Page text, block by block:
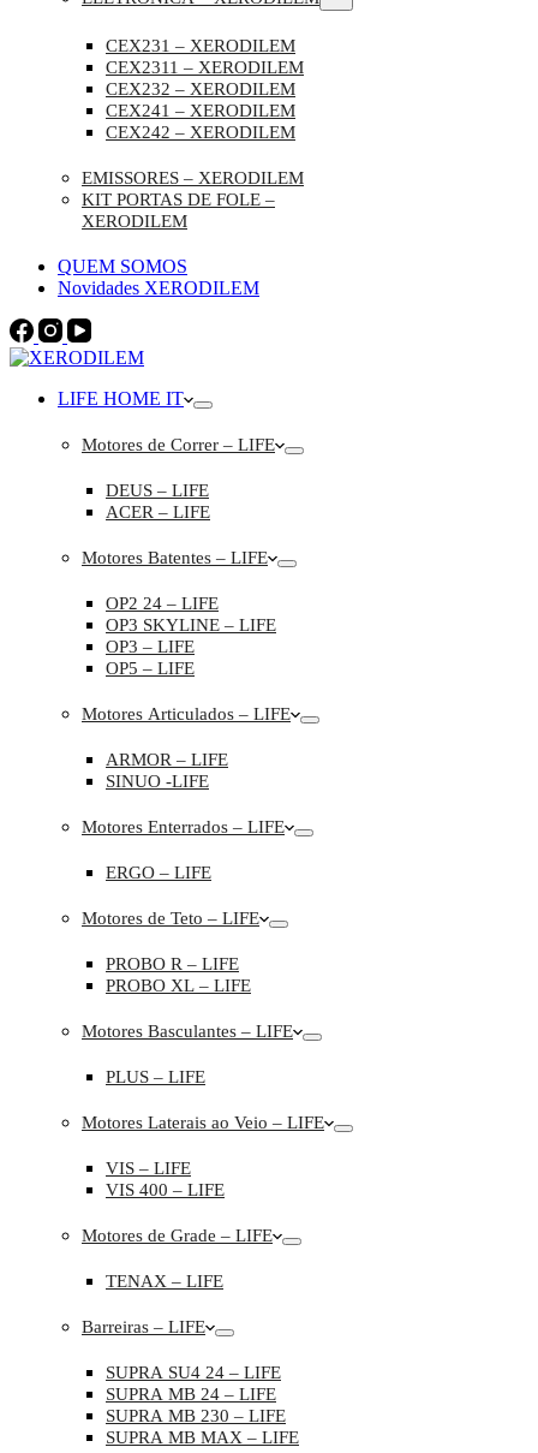
CEX231 – XERODILEM
CEX2311 – XERODILEM
CEX232 – XERODILEM
CEX241 – XERODILEM
CEX242 – XERODILEM
EMISSORES – XERODILEM
KIT PORTAS DE FOLE –
XERODILEM
QUEM SOMOS
Novidades XERODILEM
LIFE HOME IT
Motores de Correr – LIFE
DEUS – LIFE
ACER – LIFE
Motores Batentes – LIFE
OP2 24 – LIFE
OP3 SKYLINE – LIFE
OP3 – LIFE
OP5 – LIFE
Motores Articulados – LIFE
ARMOR – LIFE
SINUO -LIFE
Motores Enterrados – LIFE
ERGO – LIFE
Motores de Teto – LIFE
PROBO R – LIFE
PROBO XL – LIFE
Motores Basculantes – LIFE
PLUS – LIFE
Motores Laterais ao Veio – LIFE
VIS – LIFE
VIS 400 – LIFE
Motores de Grade – LIFE
TENAX – LIFE
Barreiras – LIFE
SUPRA SU4 24 – LIFE
SUPRA MB 24 – LIFE
SUPRA MB 230 – LIFE
SUPRA MB MAX – LIFE